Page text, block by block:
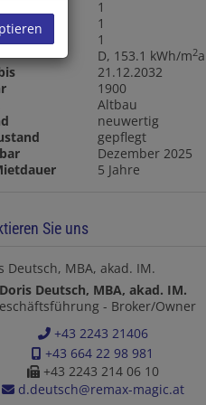
1
1
1
D, 153.1 kWh/m2a
21.12.2032
1900
Altbau
neuwertig
gepflegt
Dezember 2025
5 Jahre
Sie uns
Doris Deutsch, MBA, akad. IM.
- Broker/Owner
+43 2243 21406
+43 664 22 98 981
+43 2243 214 06 10
d.deutsch@remax-magic.at